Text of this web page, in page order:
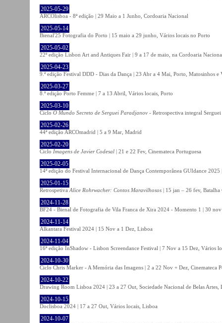
2025-05-29
ARCOlisboa - 8ª edição | 29 Maio a 1 Junho, Cordoaria Nacional
2025-05-14
Bienal'25 Fotografia do Porto | 15 maio a 29 junho, Vários locais no Porto
2025-05-02
22ª edição Lisbon Art and Antiques Fair | 9 a 17 de maio, na Cordoaria
2025-04-23
9.ª edição Festival DDD - Dias da Dança | 23 Abr a 4 Mai, Porto, Matosinhos e
2025-03-27
8.ª edição Porto Femme | 7 a 13 Abril, Vários locais, Porto
2025-03-10
Ciclo O Mundo Secreto de Serguei Paradjanov - Retrospectiva integral
2025-02-26
44ª edição ARCOmadrid | 5 a 9 Mar, Madrid
2025-02-20
Ciclo Imagens de Javier Codesal | 21 e 22 Fev, Cinemateca Portuguesa
2025-02-05
14ª edição do Festival Internacional de Dança Contemporânea GUIdance 2025
2025-01-15
Retrospetiva Alice Rohrwacher: Contos Maravilhosos | 15 jan – 26 fev, Batalha
2024-11-28
BF24 - Bienal de Fotografia de Vila Franca de Xira 2024 - Momento 1 | 30
2024-11-14
Alkantara Festival 2024 | 15 Nov a 1 Dez, Lisboa
2024-11-04
16ª edição InShadow - Lisbon Screendance Festival | 7 Nov a 15 Dez, Vários
2024-10-30
Ciclo Chris Marker - A Memória das Imagens | 2 a 22 Nov + Dez, Cinemateca
2024-10-22
Drawing Room Lisboa 2024 | 23 a 27 Out, Sociedade Nacional de Belas Artes,
2024-10-15
Doclisboa 2024 | 17 a 27 Out, Vários locais, Lisboa
2024-10-07